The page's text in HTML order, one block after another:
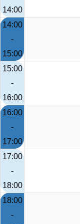
14:00
14:00
-
15:00
15:00
-
16:00
16:00
-
17:00
17:00
-
18:00
18:00
-